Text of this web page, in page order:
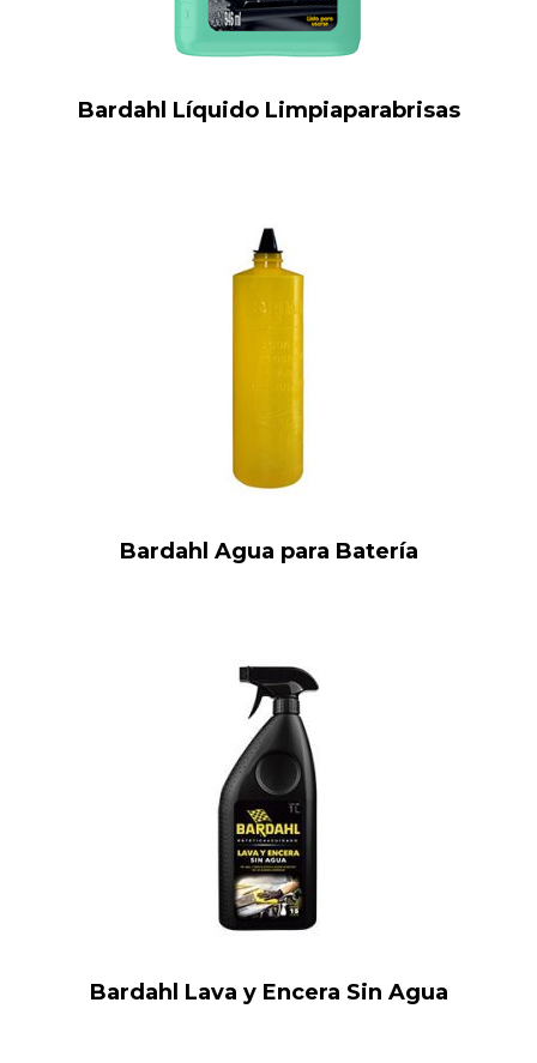
Bardahl Líquido Limpiaparabrisas
Bardahl Agua para Batería
Bardahl Lava y Encera Sin Agua